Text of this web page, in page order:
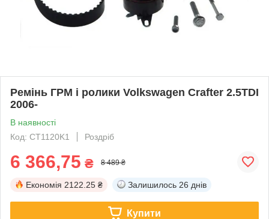
Ремінь ГРМ і ролики Volkswagen Crafter 2.5TDI
2006-
В наявності
Код: CT1120K1
Роздріб
6 366,75 ₴ 8 489 ₴
Економія 2122.25 ₴ Залишилось 26 днів
Купити